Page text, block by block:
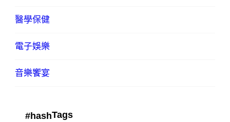
醫學保健
電子娛樂
音樂饗宴
#hashTags